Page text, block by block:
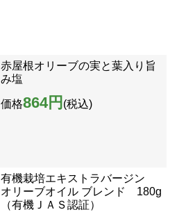
赤屋根オリーブの実と葉入り旨
み塩
価格864円 (税込)
有機栽培エキストラバージン
オリーブオイル ブレンド 180g
（有機ＪＡＳ認証）